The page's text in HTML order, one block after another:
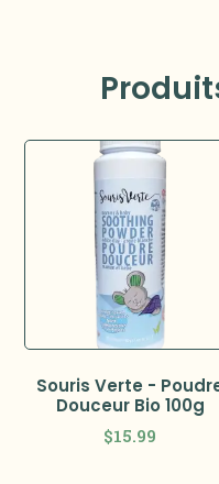
Souris Verte -
Douceur Bio 100g
$15.99